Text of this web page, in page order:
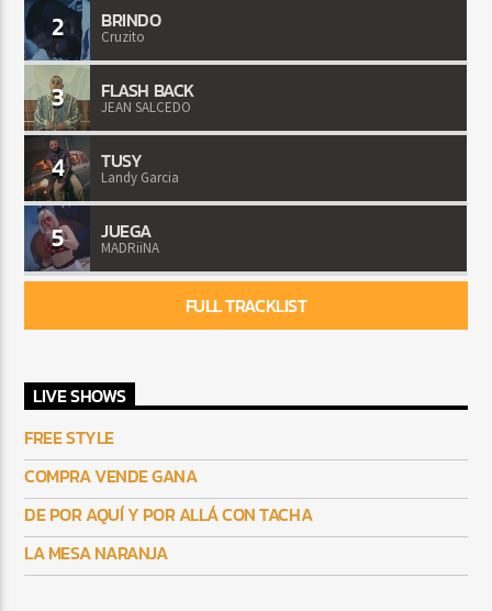
2 BRINDO
Cruzito
3 FLASH BACK
JEAN SALCEDO
4 TUSY
Landy Garcia
5 JUEGA
MADRiiNA
FULL TRACKLIST
LIVE SHOWS
FREE STYLE
COMPRA VENDE GANA
DE POR AQUÍ Y POR ALLÁ CON TACHA
LA MESA NARANJA